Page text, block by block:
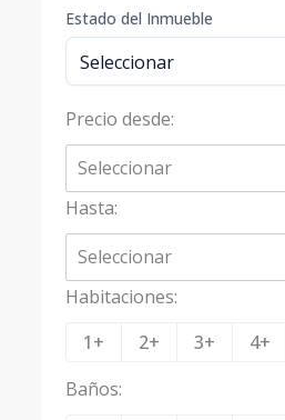
Estado del Inmueble
Precio desde:
Seleccionar
Hasta:
Seleccionar
Habitaciones:
1+
2+ 3+ 4+
Baños: